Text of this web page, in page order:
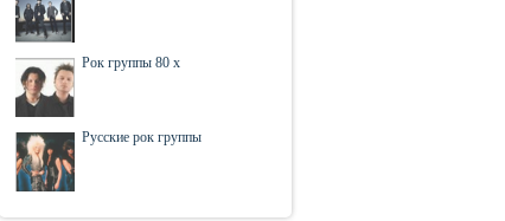
Рок группы 80 х
Русские рок группы